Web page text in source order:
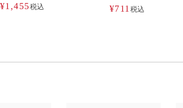
¥1,455税込 ¥711 税込